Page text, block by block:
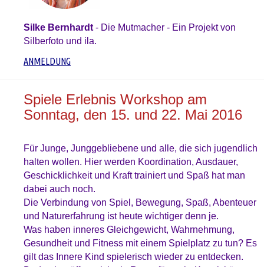
Silke Bernhardt - Die Mutmacher - Ein Projekt von
Silberfoto und ila.
ANMELDUNG
Spiele Erlebnis Workshop am
Sonntag, den 15. und 22. Mai 2016
Für Junge, Junggebliebene und alle, die sich jugendlich
halten wollen. Hier werden Koordination, Ausdauer,
Geschicklichkeit und Kraft trainiert und Spaß hat man
dabei auch noch.
Die Verbindung von Spiel, Bewegung, Spaß, Abenteuer
und Naturerfahrung ist heute wichtiger denn je.
Was haben inneres Gleichgewicht, Wahrnehmung,
Gesundheit und Fitness mit einem Spielplatz zu tun? Es
gilt das Innere Kind spielerisch wieder zu entdecken.